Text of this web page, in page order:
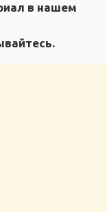
в нашем